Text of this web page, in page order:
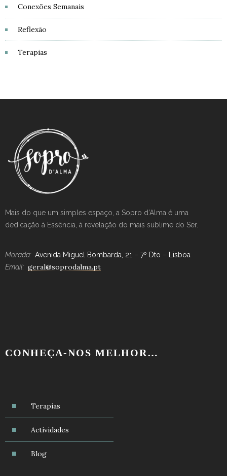
Conexões Semanais
Reflexão
Terapias
Mais do que um simples espaço, a Sopro d’Alma é uma
dedicação à Essência, à revelação do mais sublime do Ser.
Morada: Avenida Miguel Bombarda, 21 – 7º Dto – Lisboa
Email: geral@soprodalma.pt
CONHEÇA-NOS MELHOR…
Terapias
Actividades
Blog